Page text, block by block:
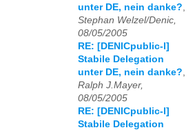
unter DE, nein danke?
Stephan Welzel/Denic,
08/05/2005
RE: [DENICpublic-l]
Stabile Delegation
unter DE, nein danke?
Ralph J.Mayer,
08/05/2005
RE: [DENICpublic-l]
Stabile Delegation